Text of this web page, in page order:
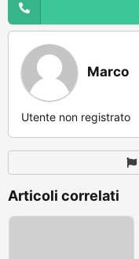
Marco
Utente non registrato
Articoli correlati